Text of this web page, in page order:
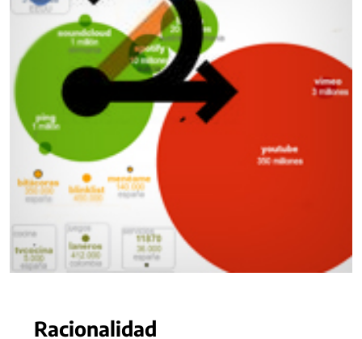
Racionalidad